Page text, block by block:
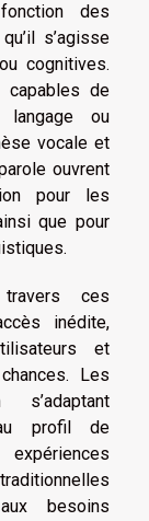
des
s’agisse
cognitives.
capables de
langage ou
vocale et
ouvrent
pour les
que pour
ces
inédite,
et
Les
s’adaptant
profil de
besoins